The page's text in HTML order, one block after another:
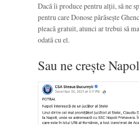
Dacă îi produce pentru alții, să ne
pentru care Donose părăsește
pleacă gratuit, atunci ar trebui să
odată cu el.
Sau ne crește